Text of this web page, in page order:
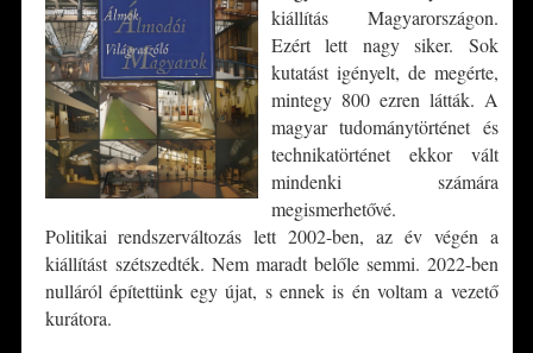
kiállítás Magyarországon.
Ezért lett nagy siker. Sok
kutatást igényelt, de megérte,
mintegy 800 ezren látták. A
magyar tudománytörténet és
technikatörténet ekkor vált
mindenki számára
megismerhetővé.
Politikai rendszerváltozás lett 2002-ben, az év végén a
kiállítást szétszedték. Nem maradt belőle semmi. 2022-ben
nulláról építettünk egy újat, s ennek is én voltam a vezető
kurátora.